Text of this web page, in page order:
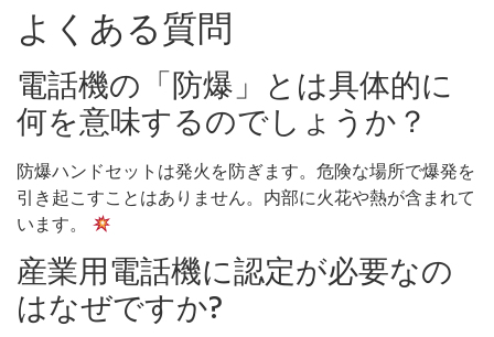
よくある質問
電話機の「防爆」とは具体的に
何を意味するのでしょうか？
防爆ハンドセットは発火を防ぎます。危険な場所で爆発を
引き起こすことはありません。内部に火花や熱が含まれて
います。
産業用電話機に認定が必要なの
はなぜですか?